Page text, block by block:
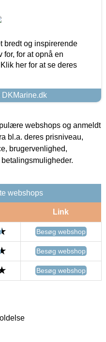
bredt og inspirerende
for, for at opnå en
her for at se deres
DKMarine.dk
webshops og anmeldt
bl.a. deres prisniveau,
brugervenlighed,
webshops
Link
Besøg webshop
Besøg webshop
Besøg webshop